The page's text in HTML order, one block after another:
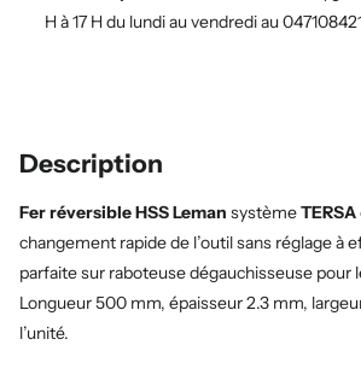
H à 17 H du lundi au vendredi au
Description
Fer réversible HSS Leman systèmeTERSA
changement rapide de l’outil sans réglage à
parfaite sur raboteuse dégauchisseuse pour
Longueur 500 mm, épaisseur 2.3 mm,
l’unité.